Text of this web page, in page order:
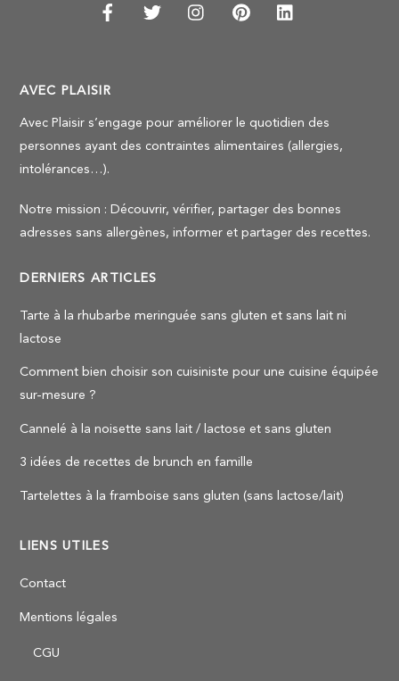
AVEC PLAISIR
Avec Plaisir s’engage pour améliorer le quotidien des
personnes ayant des contraintes alimentaires (allergies,
intolérances…).
Notre mission : Découvrir, vérifier, partager des bonnes
adresses sans allergènes, informer et partager des recettes.
DERNIERS ARTICLES
Tarte à la rhubarbe meringuée sans gluten et sans lait ni
lactose
Comment bien choisir son cuisiniste pour une cuisine équipée
sur-mesure ?
Cannelé à la noisette sans lait / lactose et sans gluten
3 idées de recettes de brunch en famille
Tartelettes à la framboise sans gluten (sans lactose/lait)
LIENS UTILES
Contact
Mentions légales
CGU